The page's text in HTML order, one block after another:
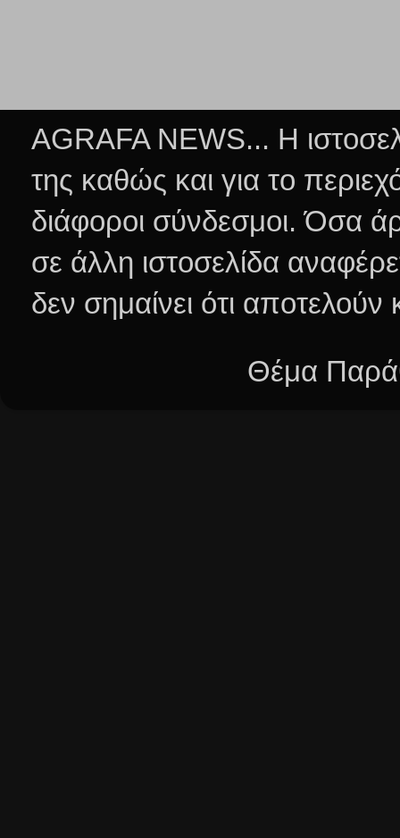
AGRAFA NEWS... Η
της καθώς και για το
διάφοροι σύνδεσμοι.Όσα
σε άλλη ιστοσελίδα
δεν σημαίνει ότι
Θέμα